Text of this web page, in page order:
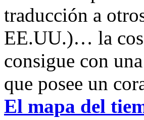
traducción a
EE.UU.)… la
consigue con
que posee un
El mapa del